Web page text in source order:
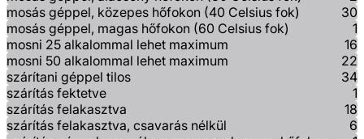
mosás géppel, közepes hőfokon (40 Celsius fok)
30
mosás géppel, magas hőfokon (60 Celsius fok)
1
mosni 25 alkalommal lehet maximum
16
mosni 50 alkalommal lehet maximum
22
szárítani géppel tilos
34
szárítás fektetve
1
szárítás felakasztva
18
szárítás felakasztva, csavarás nélkül
6